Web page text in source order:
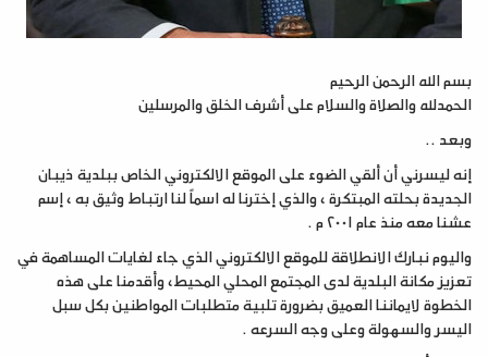
بسم الله الرحمن الرحيم
الحمدلله والصلاة والسلام على أشرف الخلق والمرسلين
وبعد ..
إنه ليسرني أن ألقي الضوء على الموقع الالكتروني الخاص ببلدية ذيبان
الجديدة بحلته المبتكرة ، والذي إخترنا له اسماً لنا ارتباط وثيق به ، إسم
عشنا معه منذ عام ٢٠٠١ م .
واليوم نبارك الانطلاقة للموقع الالكتروني الذي جاء لغايات المساهمة في
تعزيز مكانة البلدية لدى المجتمع المحلي المحيط، وأقدمنا على هذه
الخطوة لايماننا العميق بضرورة تلبية متطلبات المواطنين بكل سبل
اليسر والسهولة وعلى وجه السرعه .